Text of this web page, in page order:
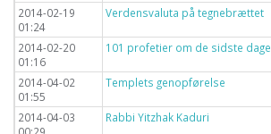
2014-02-19
01:24
Verdensvaluta på tegnebrættet
2014-02-20
01:16
101 profetier om de sidste dage
2014-04-02
01:55
Templets genopførelse
2014-04-03
Rabbi Yitzhak Kaduri